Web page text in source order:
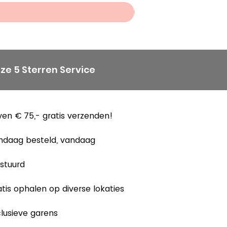
5 Sterren Service
€ 75,- gratis verzenden!
besteld, vandaag
ophalen op diverse lokaties
garens